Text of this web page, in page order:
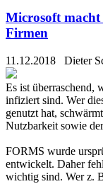
Microsoft
Firmen
11.12.2018 Dieter
Es ist überraschend,
infiziert sind. Wer
genutzt hat,
Nutzbarkeit sowie
FORMS wurde
entwickelt. Daher
wichtig sind. Wer z.